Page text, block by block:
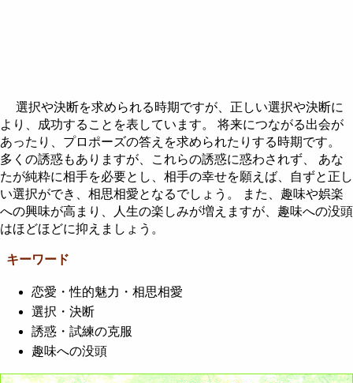
選択や決断を求められる時期ですが、正しい選択や決断に
より、成功することを表しています。 将来につながる出会が
あったり、プロポーズの答えを求められたりする時期です。
多くの誘惑もありますが、これらの誘惑に惑わされず、 あな
たが純粋に相手を必要とし、相手の幸せを願えば、自ずと正し
い選択ができ、相思相愛となるでしょう。 また、趣味や娯楽
への興味が高まり、人生の楽しみが増えますが、趣味への没頭
はほどほどに抑えましょう。
キーワード
恋愛・性的魅力・相思相愛
選択・決断
誘惑・試練の克服
趣味への没頭